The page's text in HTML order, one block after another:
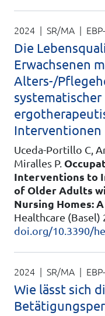
2024 | SR/MA |
Die
Erwachsenen
Alters-/
systematischer
Interventionen
Uceda-Portillo C,
Miralles P.
Interventions to
of Older Adults
Nursing Homes:
Healthcare (Basel)
doi.org/10.3390/
2024 | SR/MA |
Wie lässt sich